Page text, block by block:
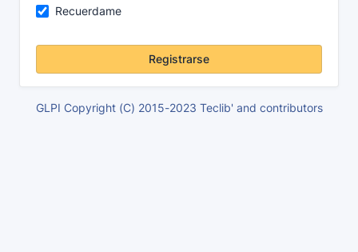
Recuerdame
Registrarse
GLPI Copyright (C) 2015-2023 Teclib' and contributors